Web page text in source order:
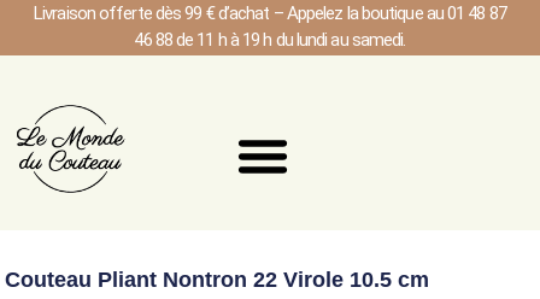
Livraison offerte dès 99 € d’achat – Appelez la boutique au 01 48 87
46 88 de 11 h à 19 h du lundi au samedi.
Couteau Pliant Nontron 22 Virole 10.5 cm